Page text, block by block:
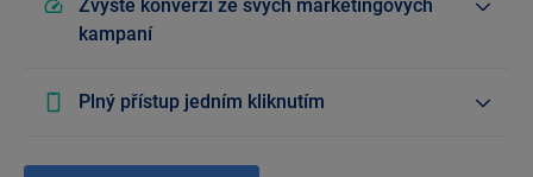
Zvyšte konverzi ze svých marketingových
kampaní
Plný přístup jedním kliknutím